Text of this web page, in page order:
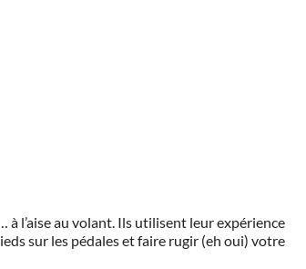
l’aise au volant. Ils utilisent leur expérience
sur les pédales et faire rugir (eh oui) votre